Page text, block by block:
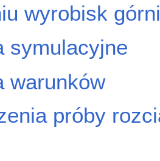
wyrobisk
symulacyjne
warunków
próby